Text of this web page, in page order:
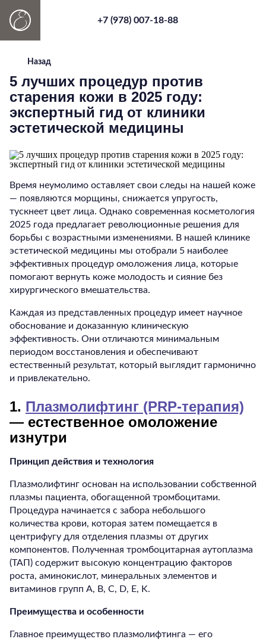
+7 (978) 007-18-88
Назад
5 лучших процедур против
старения кожи в 2025 году:
экспертный гид от клиники
эстетической медицины
Время неумолимо оставляет свои следы на нашей коже
— появляются морщины, снижается упругость,
тускнеет цвет лица. Однако современная косметология
2025 года предлагает революционные решения для
борьбы с возрастными изменениями. В нашей клинике
эстетической медицины мы отобрали 5 наиболее
эффективных процедур омоложения лица, которые
помогают вернуть коже молодость и сияние без
хирургического вмешательства.
Каждая из представленных процедур имеет научное
обоснование и доказанную клиническую
эффективность. Они отличаются минимальным
периодом восстановления и обеспечивают
естественный результат, который выглядит гармонично
и привлекательно.
1. Плазмолифтинг (PRP-терапия)
— естественное омоложение
изнутри
Принцип действия и технология
Плазмолифтинг основан на использовании собственной
плазмы пациента, обогащенной тромбоцитами.
Процедура начинается с забора небольшого
количества крови, которая затем помещается в
центрифугу для отделения плазмы от других
компонентов. Полученная тромбоцитарная аутоплазма
(ТАП) содержит высокую концентрацию факторов
роста, аминокислот, минеральных элементов и
витаминов групп A, B, C, D, E, K.
Преимущества и особенности
Главное преимущество плазмолифтинга — его